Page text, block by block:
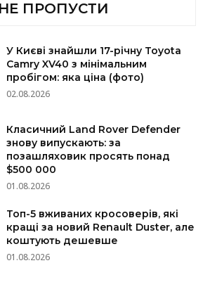
НЕ ПРОПУСТИ
У Києві знайшли 17-річну Toyota
Camry XV40 з мінімальним
пробігом: яка ціна (фото)
02.08.2026
Класичний Land Rover Defender
знову випускають: за
позашляховик просять понад
$500 000
01.08.2026
Топ-5 вживаних кросоверів, які
кращі за новий Renault Duster, але
коштують дешевше
01.08.2026